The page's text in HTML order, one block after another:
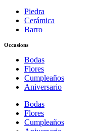
Piedra
Cerámica
Barro
Occasions
Bodas
Flores
Cumpleaños
Aniversario
Bodas
Flores
Cumpleaños